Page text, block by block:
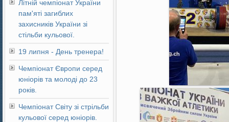
Літній чемпіонат України
пам'яті загиблих
захисників України зі
стільби кульової.
19 липня - День тренера!
Чемпіонат Європи серед
юніорів та молоді до 23
років.
Чемпіонат Світу зі стрільби
кульової серед юніорів.